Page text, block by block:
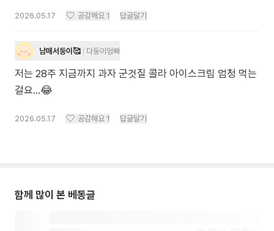
2026.05.17 공감해요 1 답글달기
남매서둥이🥰 다둥이엄빠
저는 28주 지금까지 과자 군것질 콜라 아이스크림 엄청 먹는
걸요...😂
2026.05.17 공감해요 1 답글달기
함께 많이 본 베동글